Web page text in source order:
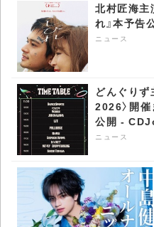
北村匠海主
れ』本予
ニュース
どんぐり
2026〉開
公開 -
ニュース